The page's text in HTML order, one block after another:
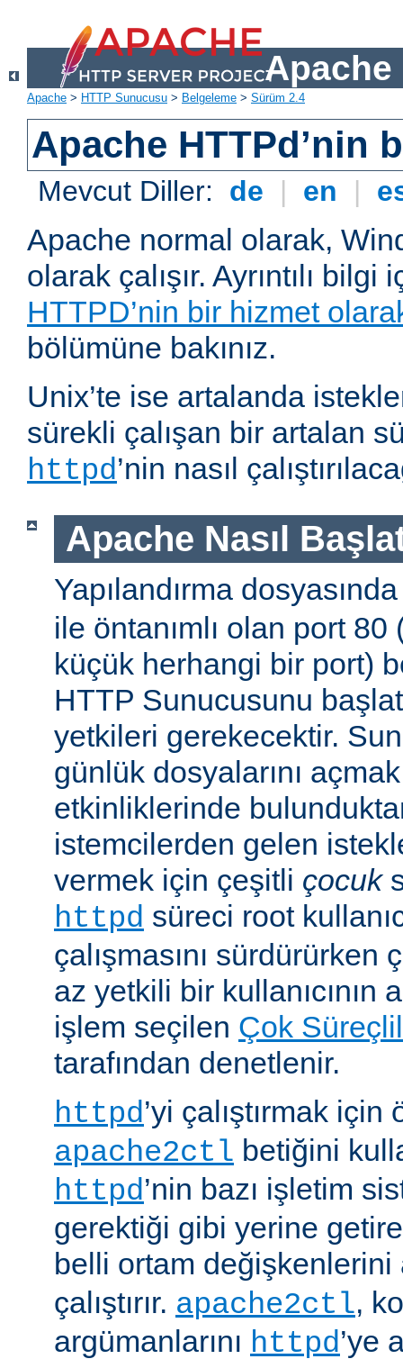
Apache
Apache > HTTP Sunucusu > Belgeleme > Sürüm 2.4
Apache HTTPd’nin
Mevcut Diller: de | en |
Apache normal olarak,
olarak çalışır. Ayrıntılı bilgi
HTTPD’nin bir hizmet olarak
bölümüne bakınız.
Unix’te ise artalanda
sürekli çalışan bir artalan
httpd’nin nasıl
Apache Nasıl
Yapılandırma
ile öntanımlı olan port 80
küçük herhangi bir port)
HTTP Sunucusunu
yetkileri gerekecektir.
günlük dosyalarını
etkinliklerinde
istemcilerden gelen
vermek için çeşitli çocuk
httpd süreci root
çalışmasını
az yetkili bir kullanıcının
işlem seçilen Çok
tarafından denetlenir.
httpd’yi çalıştırmak
apache2ctl betiğini
httpd’nin bazı işletim
gerektiği gibi yerine
belli ortam
çalıştırır. apache2ctl,
argümanlarını httpd’ye